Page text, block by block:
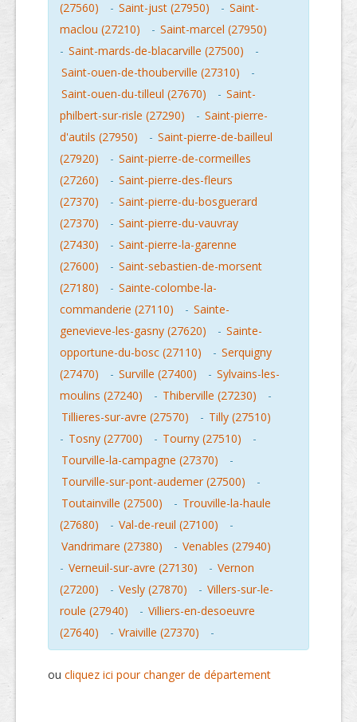
(27560)
- Saint-just (27950) - Saint-
maclou (27210)
- Saint-marcel (27950)
- Saint-mards-de-blacarville (27500)
-
Saint-ouen-de-thouberville (27310)
-
Saint-ouen-du-tilleul (27670)
- Saint-
philbert-sur-risle (27290)
- Saint-pierre-
d'autils (27950)
- Saint-pierre-de-bailleul
(27920)
- Saint-pierre-de-cormeilles
(27260)
- Saint-pierre-des-fleurs
(27370)
- Saint-pierre-du-bosguerard
(27370)
- Saint-pierre-du-vauvray
(27430)
- Saint-pierre-la-garenne
(27600)
- Saint-sebastien-de-morsent
(27180)
- Sainte-colombe-la-
commanderie (27110)
- Sainte-
genevieve-les-gasny (27620)
- Sainte-
opportune-du-bosc (27110)
- Serquigny
(27470)
- Surville (27400) - Sylvains-les-
moulins (27240)
- Thiberville (27230)
-
Tillieres-sur-avre (27570)
- Tilly (27510)
- Tosny (27700) - Tourny (27510)
-
Tourville-la-campagne (27370)
-
Tourville-sur-pont-audemer (27500)
-
Toutainville (27500)
- Trouville-la-haule
(27680)
- Val-de-reuil (27100)
-
Vandrimare (27380)
- Venables (27940)
- Verneuil-sur-avre (27130) - Vernon
(27200)
- Vesly (27870) - Villers-sur-le-
roule (27940)
- Villiers-en-desoeuvre
(27640)
- Vraiville (27370) -
ou cliquez ici pour changer de département